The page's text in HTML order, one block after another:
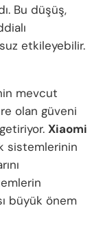
Bu düşüş,
etkileyebilir.
mevcut
olan güveni
Xiaomi
sistemlerinin
büyük önem